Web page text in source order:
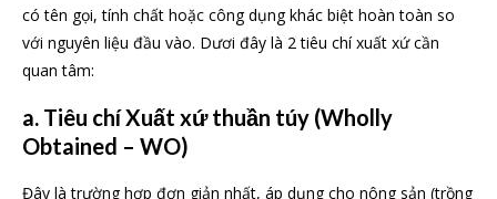
có tên gọi, tính chất hoặc công dụng khác biệt hoàn toàn so
với nguyên liệu đầu vào. Dươi đây là 2 tiêu chí xuất xứ cần
quan tâm:
a. Tiêu chí Xuất xứ thuần túy (Wholly
Obtained – WO)
Đây là trường hợp đơn giản nhất, áp dụng cho nông sản (trồng